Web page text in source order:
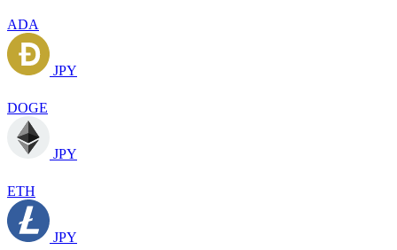
ADA
JPY
DOGE
JPY
ETH
JPY